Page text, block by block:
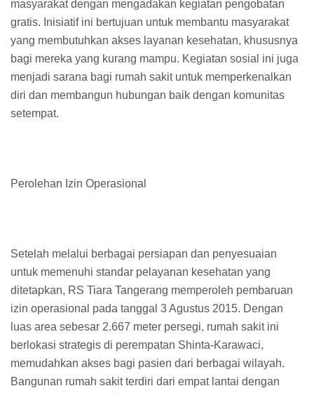
masyarakat dengan mengadakan kegiatan pengobatan
gratis. Inisiatif ini bertujuan untuk membantu masyarakat
yang membutuhkan akses layanan kesehatan, khususnya
bagi mereka yang kurang mampu. Kegiatan sosial ini juga
menjadi sarana bagi rumah sakit untuk memperkenalkan
diri dan membangun hubungan baik dengan komunitas
setempat.
Perolehan Izin Operasional
Setelah melalui berbagai persiapan dan penyesuaian
untuk memenuhi standar pelayanan kesehatan yang
ditetapkan, RS Tiara Tangerang memperoleh pembaruan
izin operasional pada tanggal 3 Agustus 2015. Dengan
luas area sebesar 2.667 meter persegi, rumah sakit ini
berlokasi strategis di perempatan Shinta-Karawaci,
memudahkan akses bagi pasien dari berbagai wilayah.
Bangunan rumah sakit terdiri dari empat lantai dengan